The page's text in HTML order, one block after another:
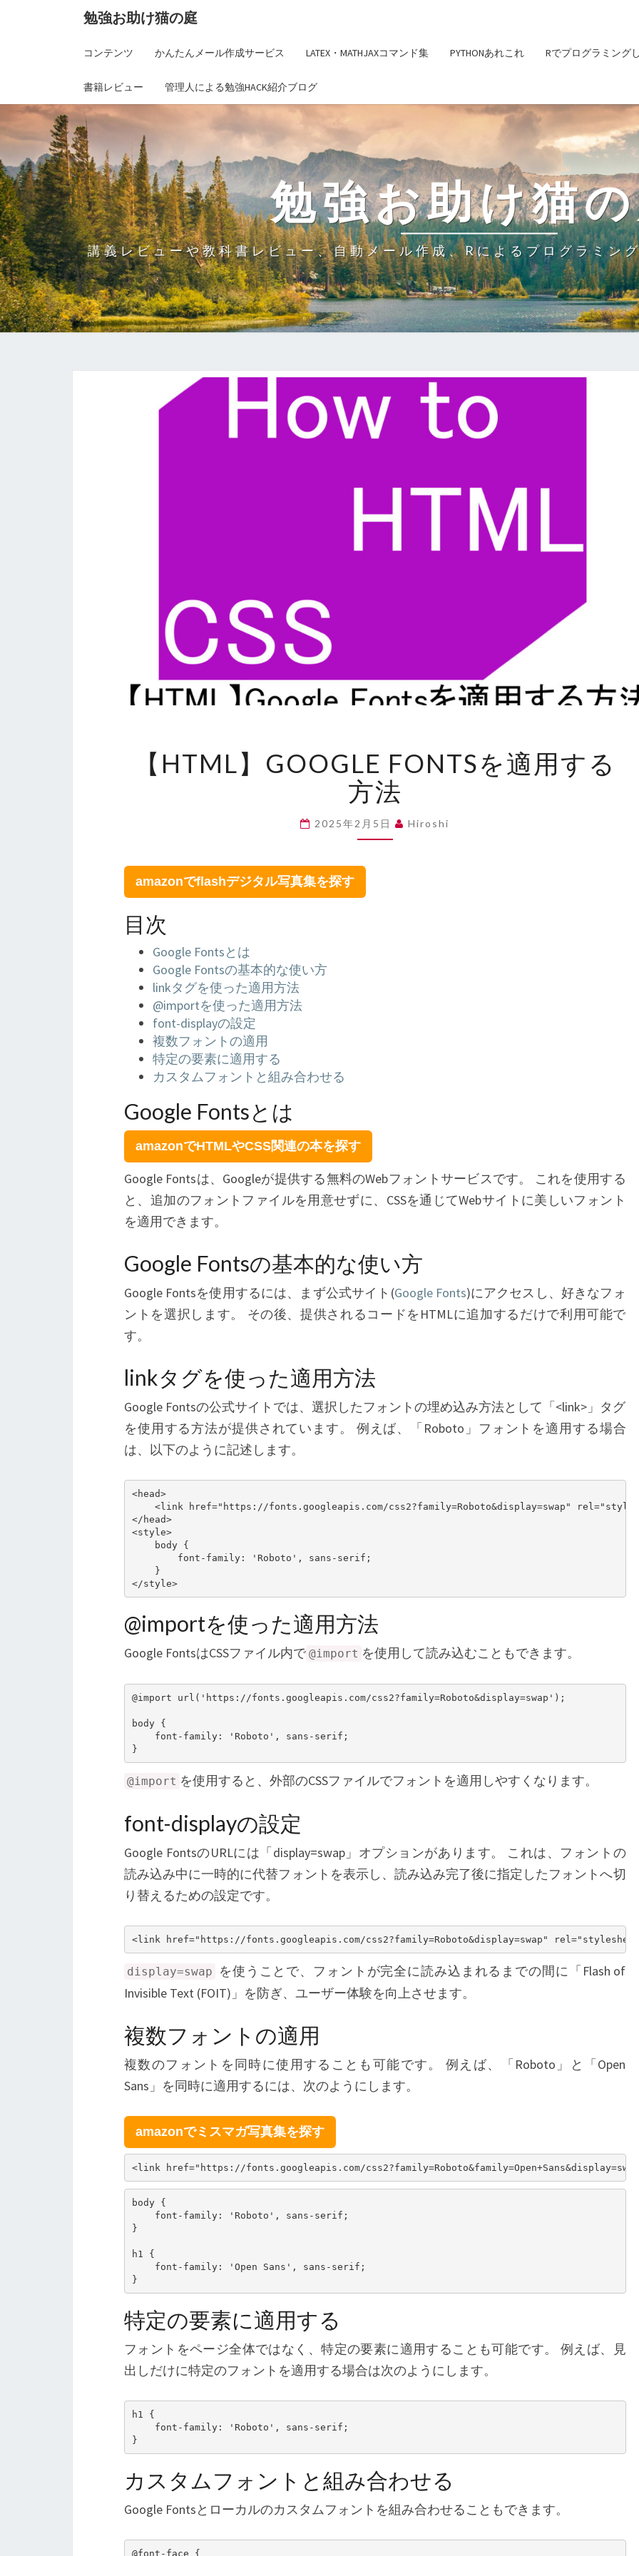
勉強お助け猫の庭
コンテンツ かんたんメール作成サービス LATEX・MATHJAXコマンド集 PYTHONあれこれ Rでプログラミング
書籍レビュー 管理人による勉強HACK紹介ブログ
勉強お助け猫
講義レビューや教科書レビュー、自動メール作成、Rによるプログラミン
GOOGLE
FONTS
を
用
【HTML】GOOGLE FONTSを適用する
方法
2025年2月5日 Hiroshi
amazonでflashデジタル写真集を探す
目次
Google Fontsとは
Google Fontsの基本的な使い方
linkタグを使った適用方法
@importを使った適用方法
font-displayの設定
複数フォントの適用
特定の要素に適用する
カスタムフォントと組み合わせる
Google Fontsとは
amazonでHTMLやCSS関連の本を探す
Google Fontsは、Googleが提供する無料のWebフォントサービスです。 これを使用する
と、追加のフォントファイルを用意せずに、CSSを通じてWebサイトに美しいフォント
を適用できます。
Google Fontsの基本的な使い方
Google Fontsを使用するには、まず公式サイト(Google Fonts)にアクセスし、好きなフォ
ントを選択します。 その後、提供されるコードをHTMLに追加するだけで利用可能で
す。
linkタグを使った適用方法
Google Fontsの公式サイトでは、選択したフォントの埋め込み方法として「<link>」タグ
を使用する方法が提供されています。 例えば、「Roboto」フォントを適用する場合
は、以下のように記述します。
<head>
<link href="https://fonts.googleapis.com/css2?family=Roboto&display=swap"
</head>
<style>
    body {
        font-family: 'Roboto', sans-serif;
    }
</style>
@importを使った適用方法
Google FontsはCSSファイル内で @import を使用して読み込むこともできます。
@import url('https://fonts.googleapis.com/css2?family=Roboto&display=swap');
body {
    font-family: 'Roboto', sans-serif;
@import を使用すると、外部のCSSファイルでフォントを適用しやすくなります。
font-displayの設定
Google FontsのURLには「display=swap」オプションがあります。 これは、フォントの
読み込み中に一時的に代替フォントを表示し、読み込み完了後に指定したフォントへ切
り替えるための設定です。
display=swap
を使うことで、フォントが完全に読み込まれるまでの間に「Flash of
Invisible Text (FOIT)」を防ぎ、ユーザー体験を向上させます。
複数フォントの適用
複数のフォントを同時に使用することも可能です。 例えば、「Roboto」と「Open
Sans」を同時に適用するには、次のようにします。
amazonでミスマガ写真集を探す
body {
    font-family: 'Roboto', sans-serif;
}
h1 {
    font-family: 'Open Sans', sans-serif;
特定の要素に適用する
フォントをページ全体ではなく、特定の要素に適用することも可能です。 例えば、見
出しだけに特定のフォントを適用する場合は次のようにします。
h1 {
    font-family: 'Roboto', sans-serif;
カスタムフォントと組み合わせる
Google Fontsとローカルのカスタムフォントを組み合わせることもできます。
@font-face {